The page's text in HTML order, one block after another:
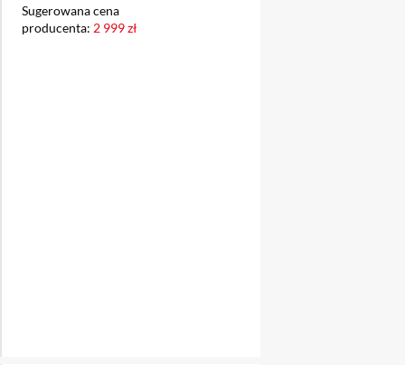
Sugerowana cena
producenta: 2 999 zł